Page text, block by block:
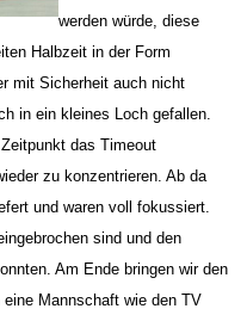
werden würde, diese
Halbzeit in der Form
mit Sicherheit auch nicht
in ein kleines Loch gefallen.
das Timeout
zu konzentrieren. Ab da
und waren voll fokussiert.
sind und den
Am Ende bringen wir den
Mannschaft wie den TV